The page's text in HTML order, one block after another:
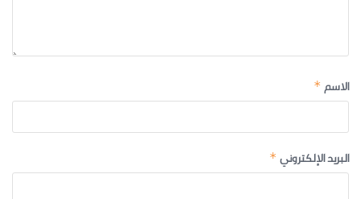
الاسم *
البريد الإلكتروني *